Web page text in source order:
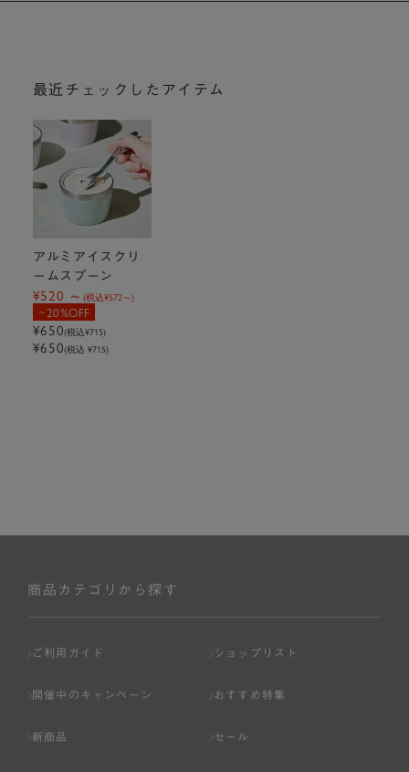
最近チェックしたアイテム
アルミアイスクリ
ームスプーン
¥520 (税込¥572 )
20%OFF
¥650(税込¥715)
¥650(税込 ¥715)
商品カテゴリから探す
ご利用ガイド ショップリスト
開催中のキャンペーン おすすめ特集
新商品 セール